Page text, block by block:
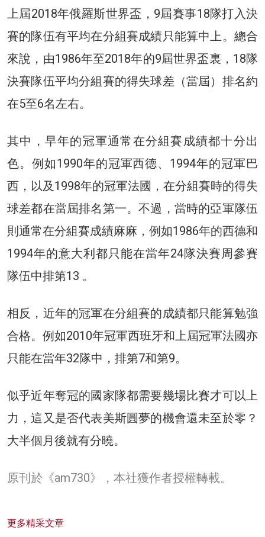
上屆2018年俄羅斯世界盃，9屆賽事18隊打入決
賽的隊伍有平均在分組賽成績只能算中上。總合
來說，由1986年至2018年的9屆世界盃裏，18隊
決賽隊伍平均分組賽的得失球差（當屆）排名約
在5至6名左右。
其中，早年的冠軍通常在分組賽成績都十分出
色。例如1990年的冠軍西德、1994年的冠軍巴
西，以及1998年的冠軍法國，在分組賽時的得失
球差都在當屆排名第一。不過，當時的亞軍隊伍
則通常在分組賽成績麻麻，例如1986年的西德和
1994年的意大利都只能在當年24隊決賽周參賽
隊伍中排第13 。
相反，近年的冠軍在分組賽的成績都只能算勉強
合格。例如2010年冠軍西班牙和上屆冠軍法國亦
只能在當年32隊中，排第7和第9。
似乎近年奪冠的國家隊都需要幾場比賽才可以上
力，這又是否代表美斯圓夢的機會還未至於零？
大半個月後就有分曉。
原刊於《am730》，本社獲作者授權轉載。
更多精采文章